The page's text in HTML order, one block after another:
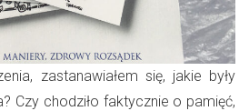
zastanawiałem się, jakie były
Czy chodziło faktycznie o pamięć,